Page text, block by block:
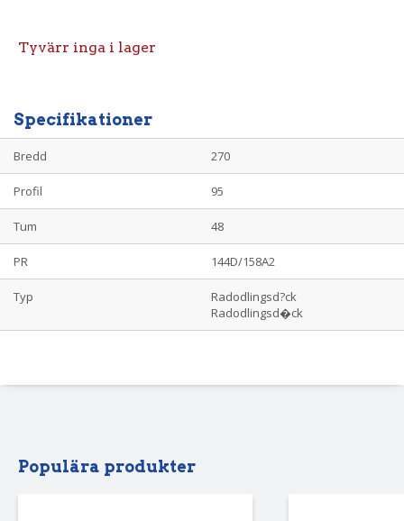
Tyvärr inga i lager
Specifikationer
Bredd 270
Profil 95
Tum 48
PR 144D/158A2
Typ
Radodlingsd?ck
Radodlingsd�ck
Populära produkter